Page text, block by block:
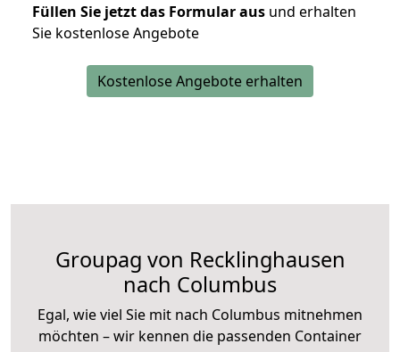
Füllen Sie jetzt das Formular aus und erhalten
Sie kostenlose Angebote
Kostenlose Angebote erhalten
Groupag von Recklinghausen
nach Columbus
Egal, wie viel Sie mit nach Columbus mitnehmen
möchten – wir kennen die passenden Container